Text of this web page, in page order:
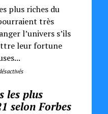
plus riches du
très
l’univers s’ils
leur fortune
les plus
selon Forbes